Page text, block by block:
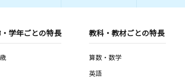
学年ごとの特長 教科・教材ごとの特長
算数・数学
英語